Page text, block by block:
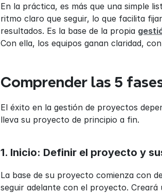
En la práctica, es más que una simple
ritmo claro que seguir, lo que facilita
resultados. Es la base de la propia
Con ella, los equipos ganan claridad,
Comprender las 5
El éxito en la gestión de proyectos
lleva su proyecto de principio a fin.
1. Inicio: Definir el proyecto y
La base de su proyecto comienza con
seguir adelante con el proyecto. Creará